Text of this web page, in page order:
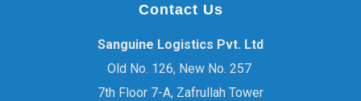
Contact Us
Sanguine Logistics Pvt. Ltd
Old No. 126, New No. 257
7th Floor 7-A, Zafrullah Tower